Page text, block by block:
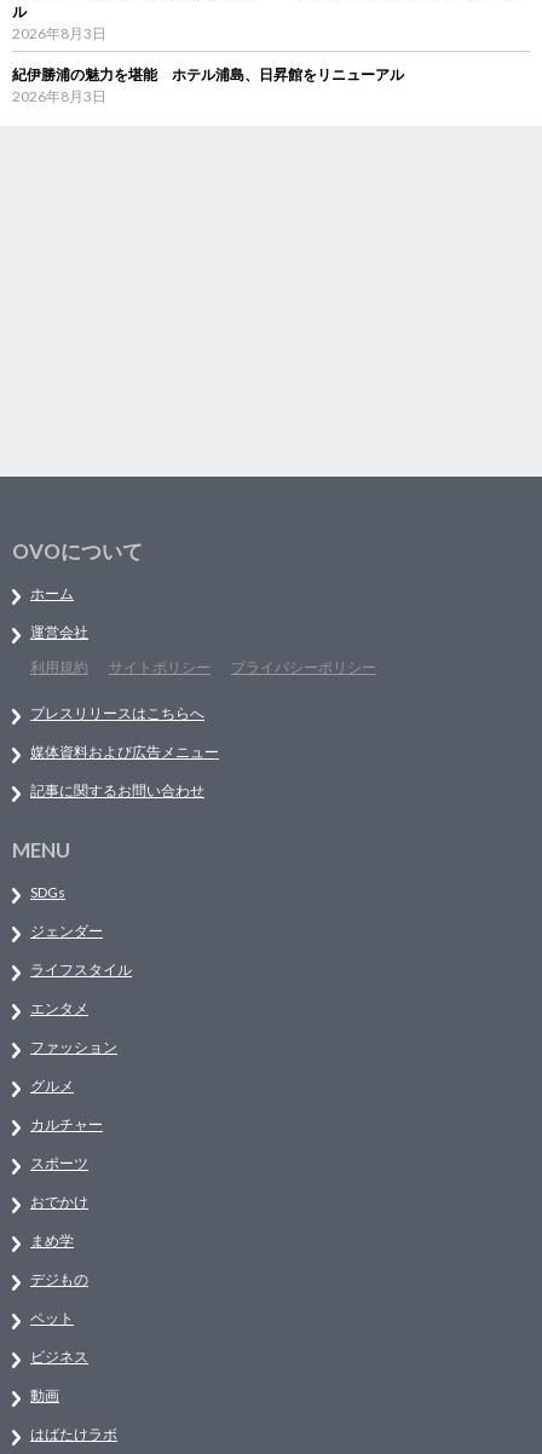
ル
2026年8月3日
紀伊勝浦の魅力を堪能 ホテル浦島、日昇館をリニューアル
2026年8月3日
OVOについて
ホーム
運営会社
利用規約
サイトポリシー プライバシーポリシー
プレスリリースはこちらへ
媒体資料および広告メニュー
記事に関するお問い合わせ
MENU
SDGs
ジェンダー
ライフスタイル
エンタメ
ファッション
グルメ
カルチャー
スポーツ
おでかけ
まめ学
デジもの
ペット
ビジネス
動画
はばたけラボ